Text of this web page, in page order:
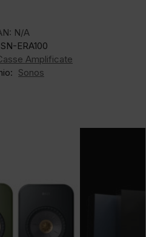
N/A
SN-ERA100
Amplificate
Sonos